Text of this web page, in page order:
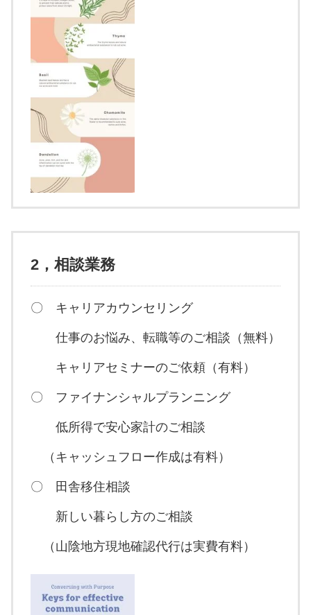
2，相談業務
〇 キャリアカウンセリング
仕事のお悩み、転職等のご相談（無料）
キャリアセミナーのご依頼（有料）
〇 ファイナンシャルプランニング
低所得で安心家計のご相談
（キャッシュフロー作成は有料）
〇 田舎移住相談
新しい暮らし方のご相談
（山陰地方現地確認代行は実費有料）